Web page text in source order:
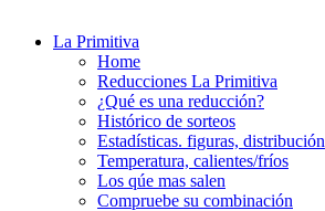
La Primitiva
Home
Reducciones La Primitiva
¿Qué es una reducción?
Histórico de sorteos
Estadísticas. figuras, distribución
Temperatura, calientes/fríos
Los qúe mas salen
Compruebe su combinación